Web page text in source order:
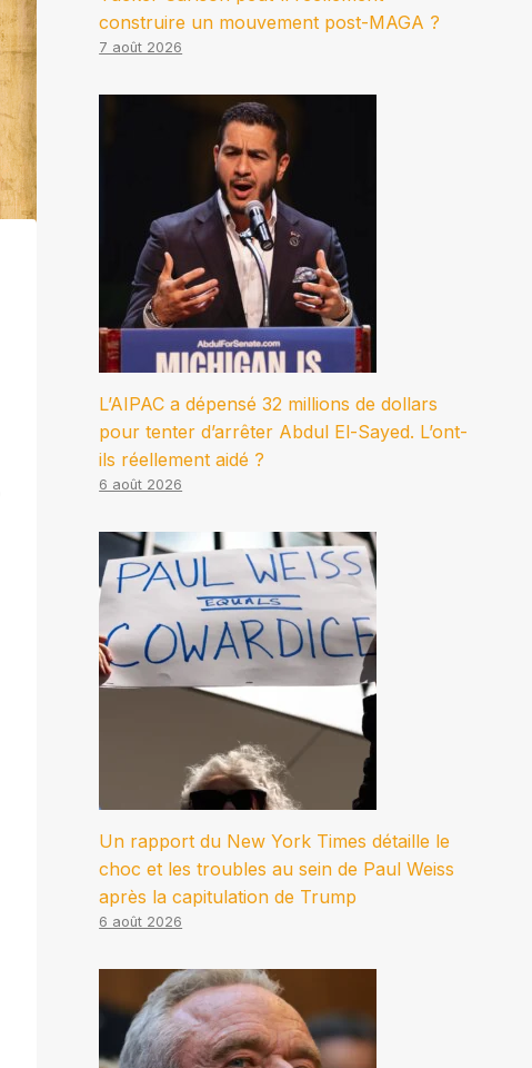
construire un mouvement post-MAGA ?
7 août 2026
L’AIPAC a dépensé 32 millions de dollars
pour tenter d’arrêter Abdul El-Sayed. L’ont-
ils réellement aidé ?
6 août 2026
Un rapport du New York Times détaille le
choc et les troubles au sein de Paul Weiss
après la capitulation de Trump
6 août 2026